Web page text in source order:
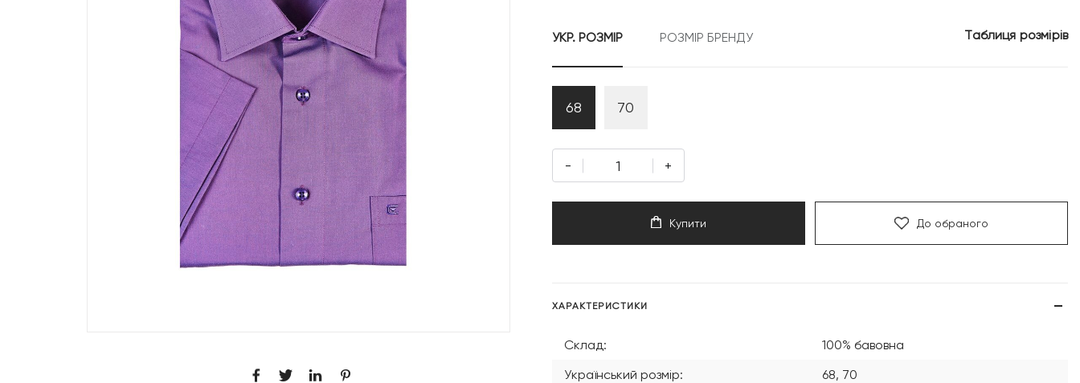
УКР. РОЗМІР РОЗМІР БРЕНДУ Таблиця розмірів
68 70
- +
Купити До обраного
ХАРАКТЕРИСТИКИ
Склад:
100% бавовна
Український розмір:
68, 70